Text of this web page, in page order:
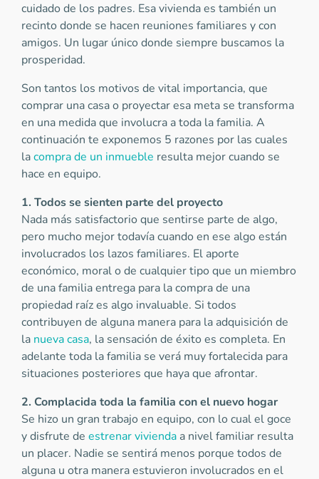
cuidado de los padres. Esa vivienda es también un
recinto donde se hacen reuniones familiares y con
amigos. Un lugar único donde siempre buscamos la
prosperidad.
Son tantos los motivos de vital importancia, que
comprar una casa o proyectar esa meta se transforma
en una medida que involucra a toda la familia. A
continuación te exponemos 5 razones por las cuales
lacompra de un inmueble resulta mejor cuando se
hace en equipo.
1. Todos se sienten parte del proyecto
Nada más satisfactorio que sentirse parte de algo,
pero mucho mejor todavía cuando en ese algo están
involucrados los lazos familiares. El aporte
económico, moral o de cualquier tipo que un miembro
de una familia entrega para la compra de una
propiedad raíz es algo invaluable. Si todos
contribuyen de alguna manera para la adquisición de
la nueva casa, la sensación de éxito es completa. En
adelante toda la familia se verá muy fortalecida para
situaciones posteriores que haya que afrontar.
2. Complacida toda la familia con el nuevo hogar
Se hizo un gran trabajo en equipo, con lo cual el goce
y disfrute de estrenar vivienda a nivel familiar resulta
un placer. Nadie se sentirá menos porque todos de
alguna u otra manera estuvieron involucrados en el